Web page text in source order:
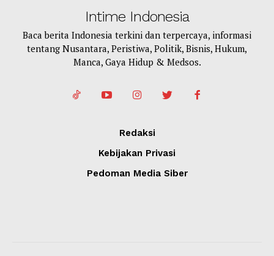
Intime Indonesia
Baca berita Indonesia terkini dan terpercaya, informasi
tentang Nusantara, Peristiwa, Politik, Bisnis, Hukum,
Manca, Gaya Hidup & Medsos.
Redaksi
Kebijakan Privasi
Pedoman Media Siber